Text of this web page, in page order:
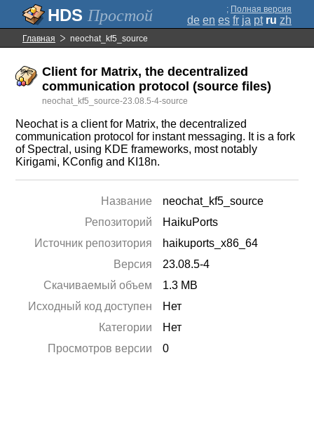
Простой ; Полная версия
de en es fr ja pt ru zh
Главная neochat_kf5_source
Client for Matrix, the decentralized
communication protocol (source files)
neochat_kf5_source-23.08.5-4-source
Neochat is a client for Matrix, the decentralized
communication protocol for instant messaging. It is a fork
of Spectral, using KDE frameworks, most notably
Kirigami, KConfig and KI18n.
Название
neochat_kf5_source
Репозиторий
HaikuPorts
Источник репозитория
haikuports_x86_64
Версия
23.08.5-4
Скачиваемый объем
1.3 MB
Исходный код доступен
Нет
Категории
Нет
Просмотров версии
0